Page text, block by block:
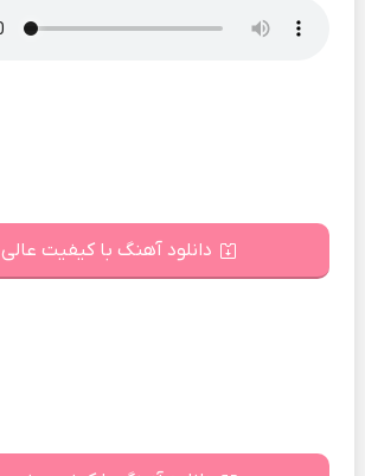
دانلود آهنگ با کیفیت عالی 320